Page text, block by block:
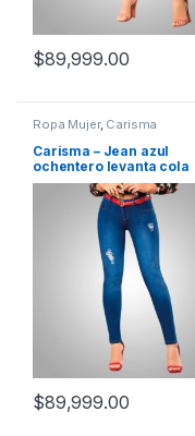
$89,999.00
Ropa Mujer, Carisma
Carisma – Jean azul
ochentero levanta cola
$89,999.00